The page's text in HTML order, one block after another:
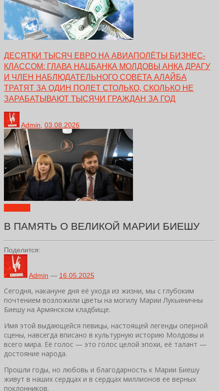
ДЕСЯТКИ ТЫСЯЧ ЕВРО НА АВИАПОЛЁТЫ БИЗНЕС-
КЛАССОМ: ГЛАВА НАЦБАНКА МОЛДОВЫ АНКА ДРАГУ
И ЧЛЕН НАБЛЮДАТЕЛЬНОГО СОВЕТА АЛАЙБА
ТРАТЯТ ЗА ОДИН ПОЛЕТ СТОЛЬКО, СКОЛЬКО НЕ
ЗАРАБАТЫВАЮТ ТЫСЯЧИ ГРАЖДАН ЗА ГОД
Admin 03.08.2026
В ПАМЯТЬ О ВЕЛИКОЙ МАРИИ БИЕШУ
Поделится:
Admin — 16.05.2025
Сегодня, накануне дня её ухода из жизни, мы с глубоким
почтением возложили цветы на могилу Марии Лукьиничны
Биешу на Армянском кладбище.
Имя этой выдающейся певицы, настоящей легенды оперной
сцены, навсегда вписано в культурную историю Молдовы и
всего мира. Её голос — это голос целой эпохи, её талант —
достояние народа.
Прошли годы, но любовь и благодарность к Марии Биешу
живут в наших сердцах и в сердцах миллионов ее верных
поклонников.